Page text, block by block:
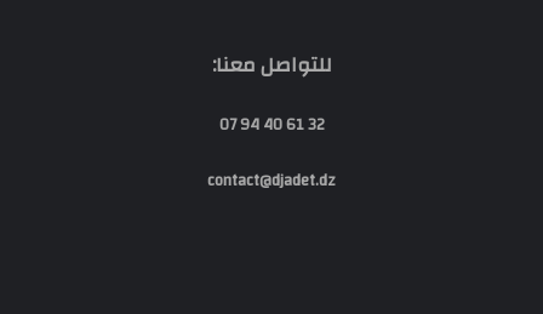
للتواصل معنا:
32 61 40 94 07
contact@djadet.dz